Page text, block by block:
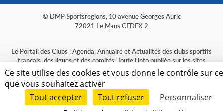
Ce site utilise des cookies et vous donne le contrôle sur
que vous souhaitez activer
Tout accepter
Tout refuser
Personnaliser
© DMP Sportsregions, 10 avenue Georges Auric
72021 Le Mans CEDEX 2
Le Portail des Clubs : Agenda, Annuaire et Actualités des clubs sportifs
français, des ligues et des comités. Toute l'info publiée sur les sites
sportsregions, organisée par sport et par région.